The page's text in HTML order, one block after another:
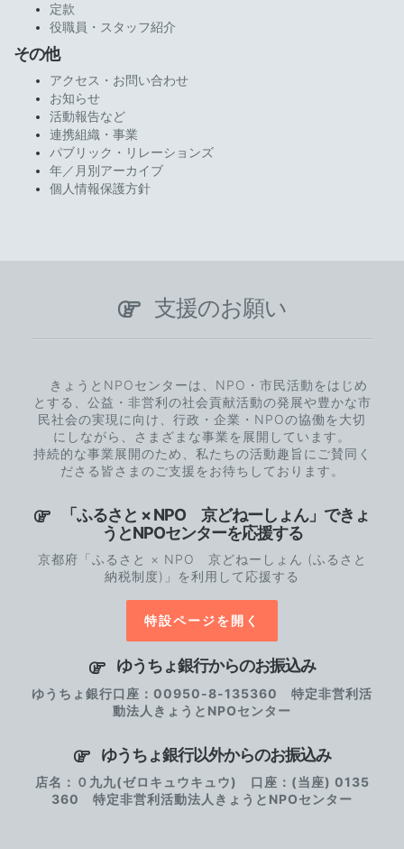
定款
役職員・スタッフ紹介
その他
アクセス・お問い合わせ
お知らせ
活動報告など
連携組織・事業
パブリック・リレーションズ
年／月別アーカイブ
個人情報保護方針
支援のお願い
きょうとNPOセンターは、NPO・市民活動をはじめ
とする、公益・非営利の社会貢献活動の発展や豊かな市
民社会の実現に向け、行政・企業・NPOの協働を大切
にしながら、さまざまな事業を展開しています。
持続的な事業展開のため、私たちの活動趣旨にご賛同く
ださる皆さまのご支援をお待ちしております。
「ふるさと × NPO 京どねーしょん」できょ
うとNPOセンターを応援する
京都府「ふるさと × NPO 京どねーしょん (ふるさと
納税制度)」を利用して応援する
特設ページを開く
ゆうちょ銀行からのお振込み
ゆうちょ銀行口座：00950-8-135360 特定非営利活
動法人きょうとNPOセンター
ゆうちょ銀行以外からのお振込み
店名：０九九(ゼロキュウキュウ) 口座：(当座) 0135
360 特定非営利活動法人きょうとNPOセンター